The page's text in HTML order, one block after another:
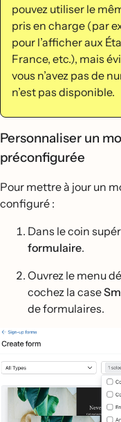
pouvez utiliser le
pris en charge (par
pour l’afficher aux
France, etc.), mais
vous n’avez pas de
n’est pas disponible.
Personnaliser un
préconfigurée
Pour mettre à jour un
configuré :
Dans le coin
formulaire.
Ouvrez le menu
cochez la case
de formulaires.